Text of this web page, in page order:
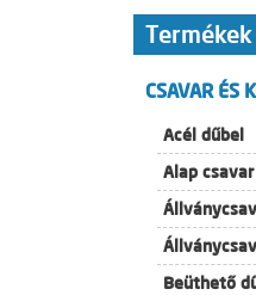
Termékek
CSAVAR ÉS
Acél dűbel
Alap csavar
Beüthető